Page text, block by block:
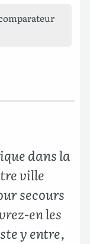
dans la
ville
secours
en les
y entre,